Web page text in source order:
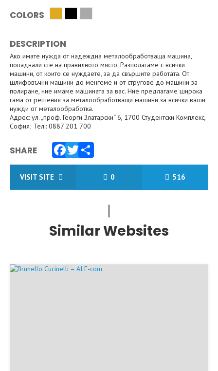
COLORS
DESCRIPTION
Ако имате нужда от надеждна металообработваща машина,
попаднали сте на правилното място. Разполагаме с всички
машини, от които се нуждаете, за да свършите работата. От
шлифовъчни машини до менгеме и от стругове до машини за
полиране, ние имаме машината за вас. Ние предлагаме широка
гама от решения за металообработващи машини за всички ваши
нужди от металообработка.
Адрес: ул. „проф. Георги Златарски“ 6, 1700 Студентски Комплекс,
София; Тел.: 0887 201 700
SHARE
Facebook
Twitter
Share
VISIT SITE 0 516
Similar Websites